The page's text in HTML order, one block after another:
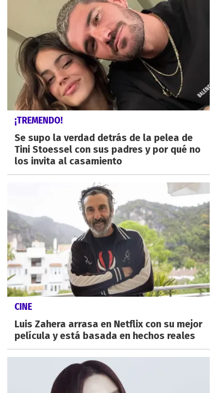
¡TREMENDO!
Se supo la verdad detrás de la pelea de
Tini Stoessel con sus padres y por qué no
los invita al casamiento
CINE
Luis Zahera arrasa en Netflix con su mejor
película y está basada en hechos reales